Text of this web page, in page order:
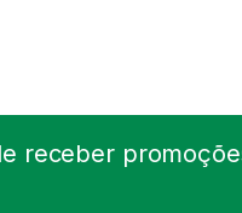
receber